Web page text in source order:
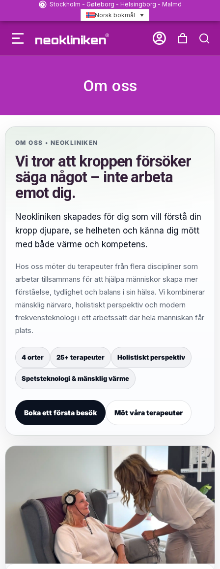
Stockholm - Gøteborg - Helsingborg - Malmö
Norsk bokmål
Om oss
OM OSS • NEOKLINIKEN
Vi tror att kroppen försöker
säga något – inte arbeta
emot dig.
Neokliniken skapades för dig som vill förstå din
kropp djupare, se helheten och känna dig mött
med både värme och kompetens.
Hos oss möter du terapeuter från flera discipliner som
arbetar tillsammans för att hjälpa människor skapa mer
förståelse, tydlighet och balans i sin hälsa. Vi kombinerar
mänsklig närvaro, holistiskt perspektiv och modern
frekvensteknologi i ett arbetssätt där hela människan får
plats.
4 orter 25+ terapeuter Holistiskt perspektiv
Spetsteknologi & mänsklig värme
Boka ett första besök Möt våra terapeuter